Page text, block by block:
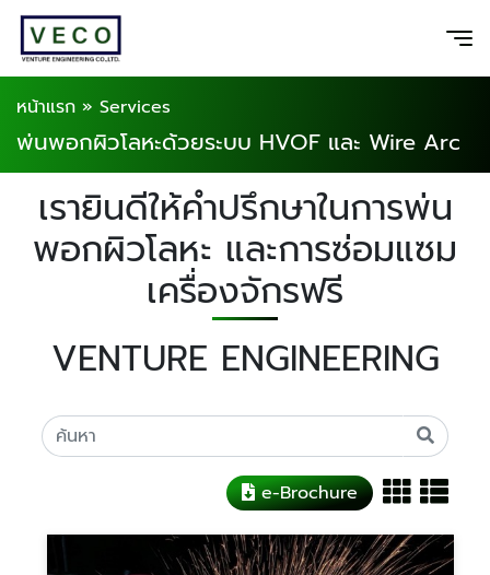
หน้าแรก » Services
พ่นพอกผิวโลหะด้วยระบบ HVOF และ Wire Arc
เรายินดีให้คำปรึกษาในการพ่น
พอกผิวโลหะ และการซ่อมแซม
เครื่องจักรฟรี
VENTURE ENGINEERING
e-Brochure